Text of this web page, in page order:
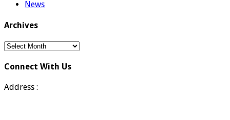
News
Archives
Archives
Connect With Us
Address :